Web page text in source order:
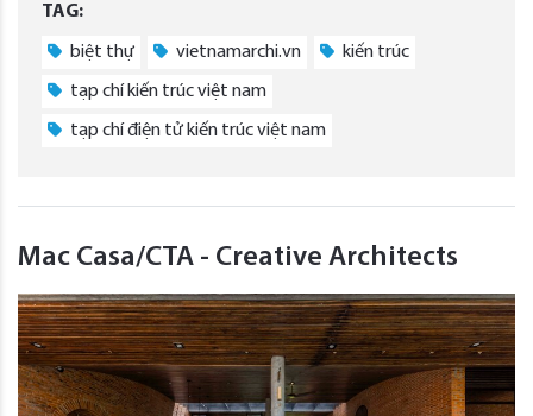
TAG:
biệt thự vietnamarchi.vn kiến trúc
tạp chí kiến trúc việt nam
tạp chí điện tử kiến trúc việt nam
Mac Casa/CTA - Creative Architects